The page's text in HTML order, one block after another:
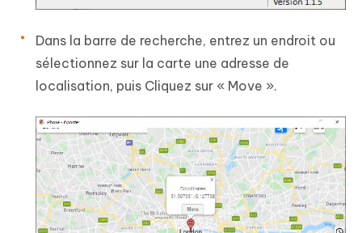
Dans la barre de recherche, entrez un endroit ou
sélectionnez sur la carte une adresse de
localisation, puis Cliquez sur « Move ».